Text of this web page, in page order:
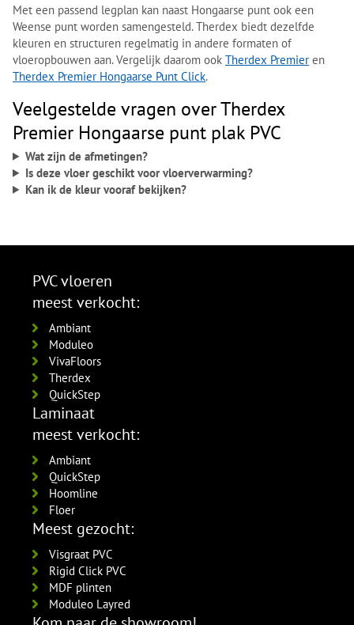
Met een passend legplan kan naast Hongaarse punt ook een
Weense punt worden samengesteld. Therdex biedt dezelfde
kleuren en structuren regelmatig in andere formaten of
vloeropbouwen aan. Vergelijk daarom ook Therdex Premier en
Therdex Premier Hongaarse Punt Click.
Veelgestelde vragen over Therdex
Premier Hongaarse punt plak PVC
Wat zijn de afmetingen?
Is deze vloer geschikt voor vloerverwarming?
Kan ik de kleur vooraf bekijken?
PVC vloeren
meest verkocht:
Ambiant
Moduleo
VivaFloors
Therdex
QuickStep
Laminaat
meest verkocht:
Ambiant
QuickStep
Hoomline
Floer
Meest gezocht:
Visgraat PVC
Rigid Click PVC
MDF plinten
Moduleo Layred